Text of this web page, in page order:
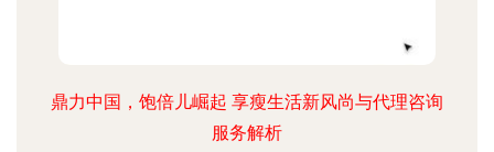
鼎力中国，饱倍儿崛起 享瘦生活新风尚与代理咨询
服务解析